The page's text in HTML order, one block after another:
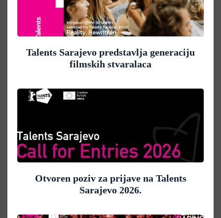
Talents Sarajevo predstavlja generaciju
filmskih stvaralaca
Otvoren poziv za prijave na Talents
Sarajevo 2026.